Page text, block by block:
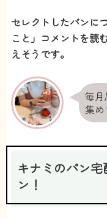
セレクトしたパンに
こと」コメントを読
えそうです。
毎
集
キナミのパン
ン！